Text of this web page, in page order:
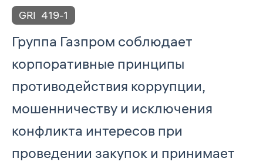
GRI 419-1
Группа Газпром соблюдает
корпоративные принципы
противодействия коррупции,
мошенничеству и исключения
конфликта интересов при
проведении закупок и принимает